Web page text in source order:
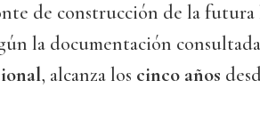
de construcción de la futura
la documentación
, alcanza los cinco años